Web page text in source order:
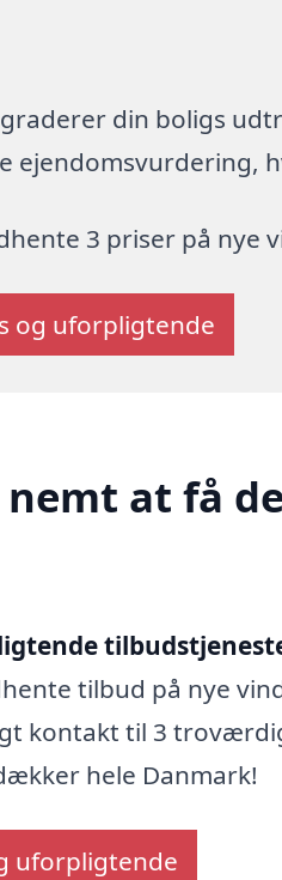
din boligs
ejendomsvurdering,
3 priser på nye
og uforpligtende
at få
tilbud på nye
kontakt til 3
hele Danmark!
uforpligtende